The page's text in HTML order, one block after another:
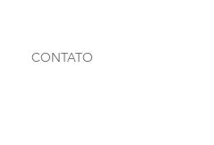
CONTATO